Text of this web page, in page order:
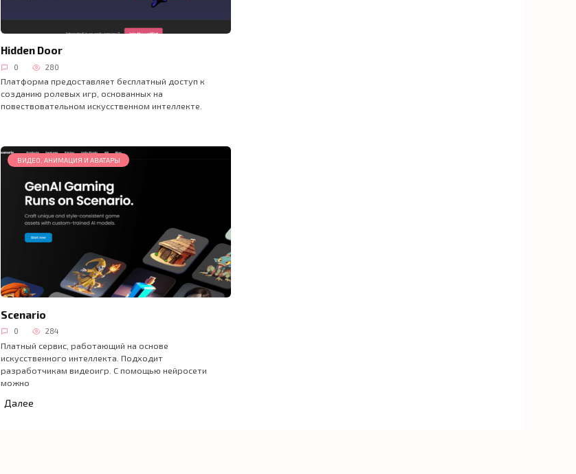
Hidden Door
0 280
Платформа предоставляет бесплатный доступ к
созданию ролевых игр, основанных на
повествовательном искусственном интеллекте.
ВИДЕО, АНИМАЦИЯ И АВАТАРЫ
Scenario
0 284
Платный сервис, работающий на основе
искусственного интеллекта. Подходит
разработчикам видеоигр. С помощью нейросети
можно
Далее